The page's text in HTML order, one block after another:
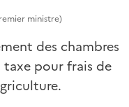
ministre)
des chambres
taxe pour frais de